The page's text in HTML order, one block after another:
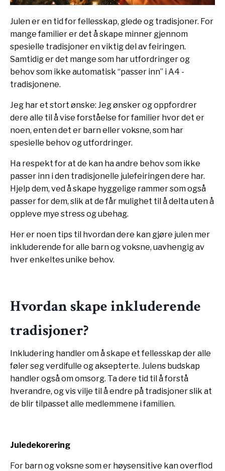
Julen er en tid for fellesskap, glede og tradisjoner. For
mange familier er det å skape minner gjennom
spesielle tradisjoner en viktig del av feiringen.
Samtidig er det mange som har utfordringer og
behov som ikke automatisk “passer inn” i A4 -
tradisjonene.
Jeg har et stort ønske: Jeg ønsker og oppfordrer
dere alle til å vise forståelse for familier hvor det er
noen, enten det er barn eller voksne, som har
spesielle behov og utfordringer.
Ha respekt for at de kan ha andre behov som ikke
passer inn i den tradisjonelle julefeiringen dere har.
Hjelp dem, ved å skape hyggelige rammer som også
passer for dem, slik at de får mulighet til å delta uten å
oppleve mye stress og ubehag.
Her er noen tips til hvordan dere kan gjøre julen mer
inkluderende for alle barn og voksne, uavhengig av
hver enkeltes unike behov.
Hvordan skape inkluderende
tradisjoner?
Inkludering handler om å skape et fellesskap der alle
føler seg verdifulle og aksepterte. Julens budskap
handler også om omsorg. Ta dere tid til å forstå
hverandre, og vis vilje til å endre på tradisjoner slik at
de blir tilpasset alle medlemmene i familien.
Juledekorering
For barn og voksne som er høysensitive kan overflod